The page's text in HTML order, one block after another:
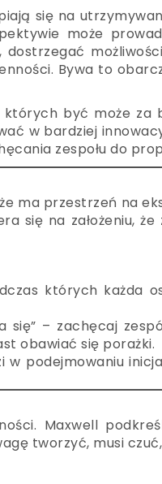
się na
może
Bywa to
być może za
w bardziej
zespołu do
ma przestrzeń na
się na założeniu,
których każda
się” – zachęcaj
obawiać się porażki.
w podejmowaniu
Maxwell
tworzyć, musi